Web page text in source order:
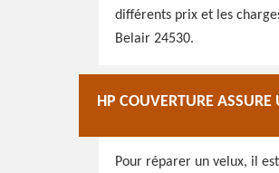
différents prix et les
Belair 24530.
HP COUVERTURE
Pour réparer un velux, il